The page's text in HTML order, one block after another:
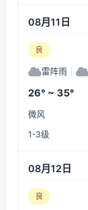
08月11日
良
雷阵雨
26° ~ 35°
微风
1-3级
08月12日
良